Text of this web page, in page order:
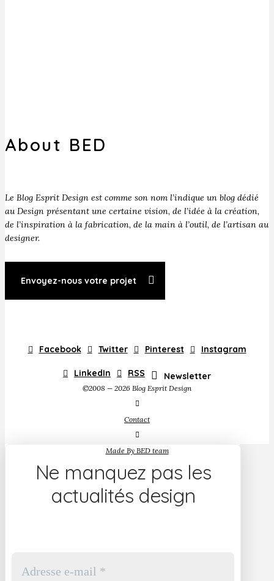
About BED
Le Blog Esprit Design est comme son nom l’indique un blog dédié
au Design présentant une certaine vision, de l’idée à la création,
de l’inspiration à la fabrication, de la main à l’outil, de l’artisan au
designer.
Envoyez-nous votre projet
Facebook Twitter Pinterest Instagram
LinkedIn RSS Newsletter
©2008 — 2026 Blog Esprit Design
Contact
Made By BED team
Ne manquez pas les
actualités design